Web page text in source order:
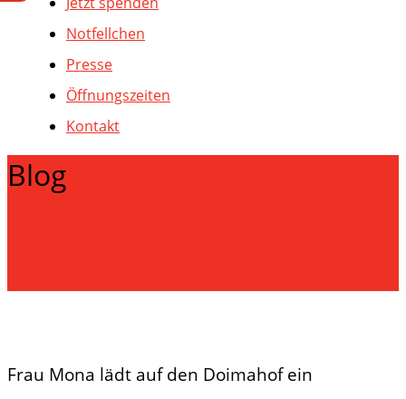
Notfellchen
Presse
Öffnungszeiten
Kontakt
Blog
Frau Mona lädt auf den Doimahof ein